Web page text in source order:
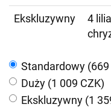
Ekskluzywny
4
Standardowy (669
Duży (1 009 CZK)
Ekskluzywny (1